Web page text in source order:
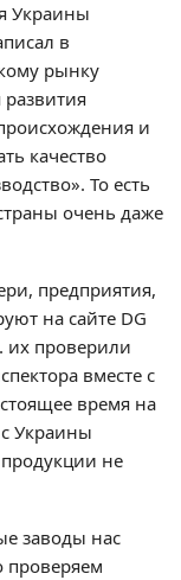
Украины
в
рынку
и
качество
То есть
очень даже
предприятия,
на сайте DG
их проверили
вместе с
время на
Украины
не
заводы нас
проверяем